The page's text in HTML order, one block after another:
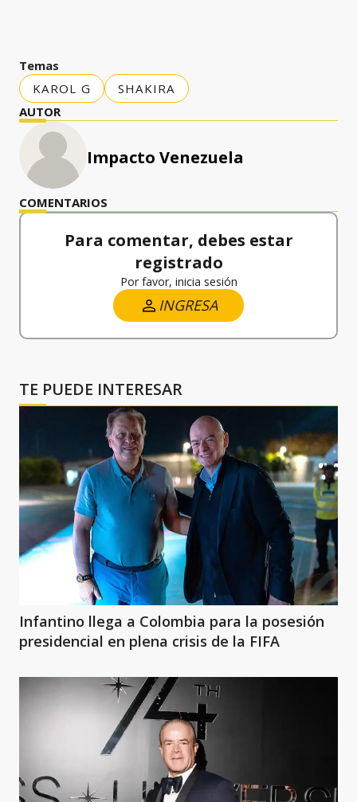
Temas
KAROL G
SHAKIRA
AUTOR
Impacto Venezuela
COMENTARIOS
Para comentar, debes estar
registrado
Por favor, inicia sesión
INGRESA
TE PUEDE INTERESAR
Infantino llega a Colombia para la posesión
presidencial en plena crisis de la FIFA